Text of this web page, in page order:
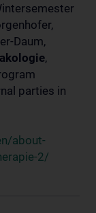
Daum,
,
parties in
about-
2/